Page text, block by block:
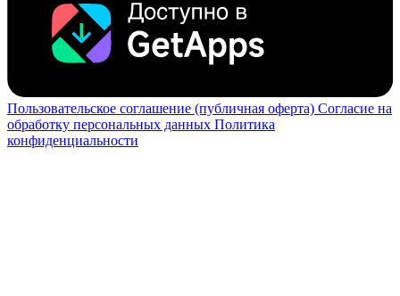
Пользовательское соглашение (публичная оферта) Согласие на
обработку персональных данных Политика
конфиденциальности